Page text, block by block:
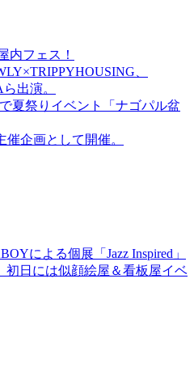
内フェス！
、
出演。
夏祭りイベント「ナゴパル盆
企画として開催。
による個展「Jazz Inspired」
初日には似顔絵屋＆看板屋イベ